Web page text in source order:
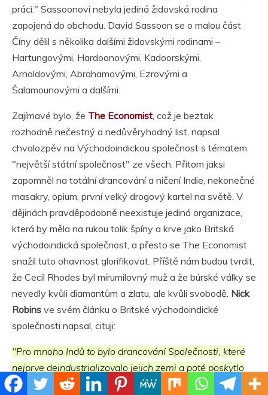
práci." Sassoonovi nebyla jediná židovská rodina
zapojená do obchodu. David Sassoon se o malou část
Číny dělil s několika dalšími židovskými rodinami –
Hartungovými, Hardoonovými, Kadoorskými,
Arnoldovými, Abrahamovými, Ezrovými a
Šalamounovými a dalšími.
Zajímavé bylo, že The Economist, což je beztak
rozhodně nečestný a nedůvěryhodný list, napsal
chvalozpěv na Východoindickou společnost s tématem
"největší státní společnost" ze všech. Přitom jaksi
zapomněl na totální drancování a ničení Indie, nekonečné
masakry, opium, první velký drogový kartel na světě. V
dějinách pravděpodobně neexistuje jediná organizace,
která by měla na rukou tolik špíny a krve jako Britská
východoindická společnost, a přesto se The Economist
snažil tuto ohavnost glorifikovat. Příště nám budou tvrdit,
že Cecil Rhodes byl mírumilovný muž a že búrské války se
nevedly kvůli diamantům a zlatu, ale kvůli svobodě. Nick
Robins ve svém článku o Britské východoindické
společnosti napsal, cituji:
"Pro mnoho Indů to bylo drancování Společnosti, které
nejprve deindustrializovalo jejich zemi a poté poskytlo
finance, které podnítily vlastní průmyslovou revoluci v